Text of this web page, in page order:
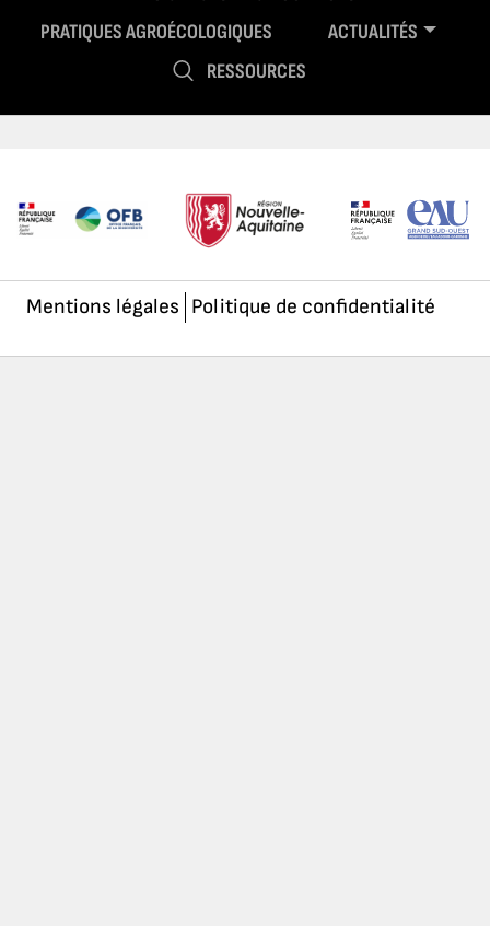
PRATIQUES AGROÉCOLOGIQUES
ACTUALITÉS
RESSOURCES
Mentions légales Politique de confidentialité